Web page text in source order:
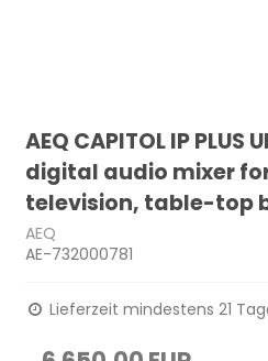
AEQ CAPITOL IP
digital audio mixer
television, table-top
AEQ
AE-732000781
Lieferzeit mindestens 21